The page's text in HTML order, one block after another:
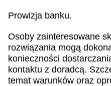
Prowizja banku.
Osoby zainteresowane
rozwiązania mogą
konieczności
kontaktu z doradcą.
temat warunków oraz